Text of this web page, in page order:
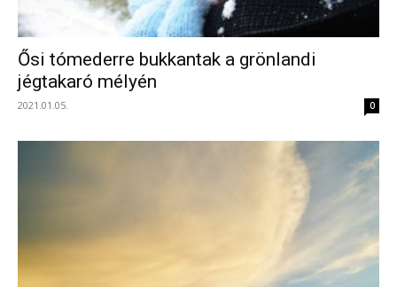
Ősi tómederre bukkantak a grönlandi
jégtakaró mélyén
2021.01.05. 0